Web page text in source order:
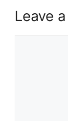
Leave